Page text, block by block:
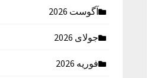
آگوست 2026
جولای 2026
فوریه 2026